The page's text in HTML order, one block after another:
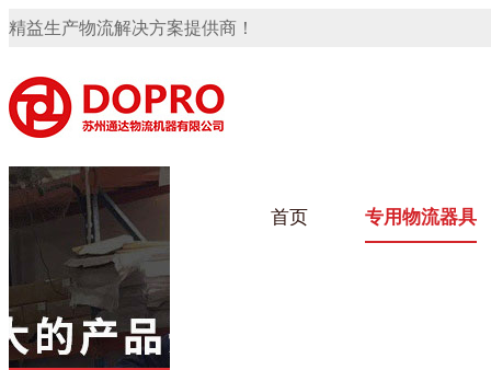
精益生产物流解决方案提供商！
首页 专用物流器具
91免费观看视频架
手推车
隐藏式马桶水箱支架
汽车行业